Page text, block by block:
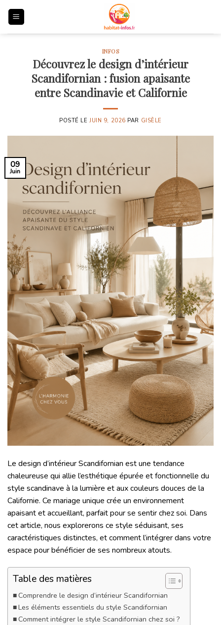
INFOS
Découvrez le design d’intérieur
Scandifornian : fusion apaisante
entre Scandinavie et Californie
POSTÉ LEJUIN 9, 2026 PAR GISÈLE
09
Juin
Le design d’intérieur Scandifornian est une tendance
chaleureuse qui allie l’esthétique épurée et fonctionnelle du
style scandinave à la lumière et aux couleurs douces de la
Californie. Ce mariage unique crée un environnement
apaisant et accueillant, parfait pour se sentir chez soi. Dans
cet article, nous explorerons ce style séduisant, ses
caractéristiques distinctes, et comment l’intégrer dans votre
espace pour bénéficier de ses nombreux atouts.
Table des matières
Comprendre le design d’intérieur Scandifornian
Les éléments essentiels du style Scandifornian
Comment intégrer le style Scandifornian chez soi ?